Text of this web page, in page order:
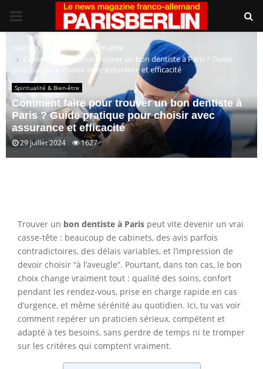
PRIMARY
MENU
Home
Spiritualité & Bien-être
Comment faire pour trouver un bon dentiste à Paris ? Guide
pratique pour choisir avec assurance et efficacité
Spiritualité & Bien-être
Comment faire pour trouver un bon dentiste à
Paris ? Guide pratique pour choisir avec
assurance et efficacité
29 juillet 2024 1627
Trouver un bon dentiste à Paris peut vite devenir un vrai
casse-tête : beaucoup de cabinets, des avis parfois
contradictoires, des délais variables, et l’impression de
devoir choisir “à l’aveugle”. Pourtant, dans ton cas, le bon
choix change vraiment tout : qualité des soins, confort
pendant les rendez-vous, prise en charge rapide en cas
d’urgence, et même sérénité au quotidien. Ici, tu vas voir
comment repérer un praticien sérieux, compétent et
adapté à tes besoins, sans perdre de temps ni te tromper
sur les critères qui comptent vraiment.